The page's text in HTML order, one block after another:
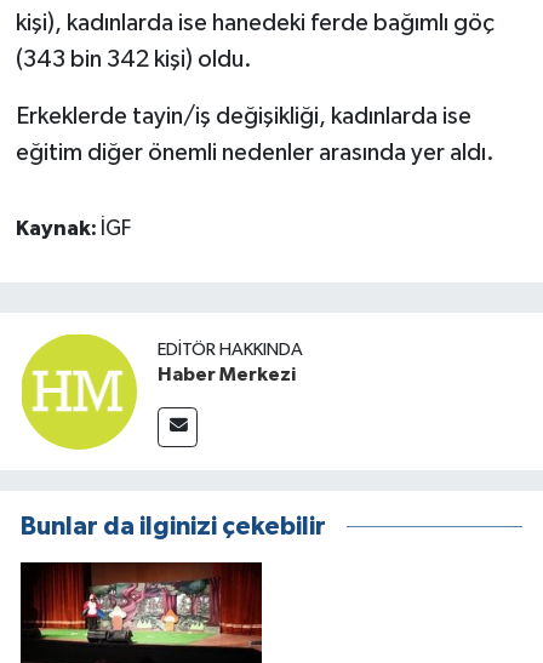
kişi), kadınlarda ise hanedeki ferde bağımlı göç
(343 bin 342 kişi) oldu.
Erkeklerde tayin/iş değişikliği, kadınlarda ise
eğitim diğer önemli nedenler arasında yer aldı.
Kaynak: İGF
EDITÖR HAKKINDA
Haber Merkezi
Bunlar da ilginizi çekebilir